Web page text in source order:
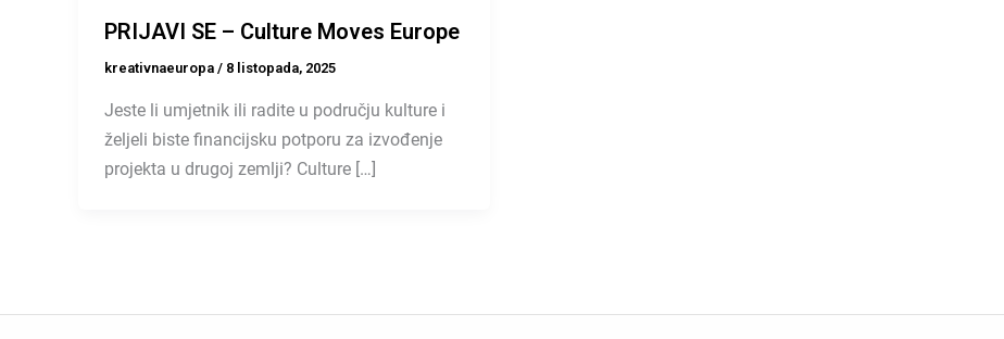
PRIJAVI SE – Culture Moves Europe
kreativnaeuropa / 8 listopada, 2025
Jeste li umjetnik ili radite u području kulture i
željeli biste financijsku potporu za izvođenje
projekta u drugoj zemlji? Culture […]